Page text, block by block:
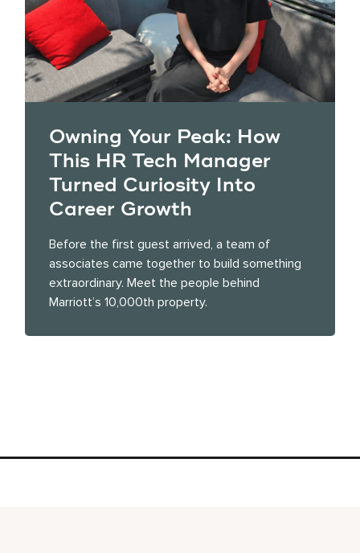
Owning Your Peak: How
This HR Tech Manager
Turned Curiosity Into
Career Growth
Before the first guest arrived, a team of
associates came together to build something
extraordinary. Meet the people behind
Marriott’s 10,000th property.